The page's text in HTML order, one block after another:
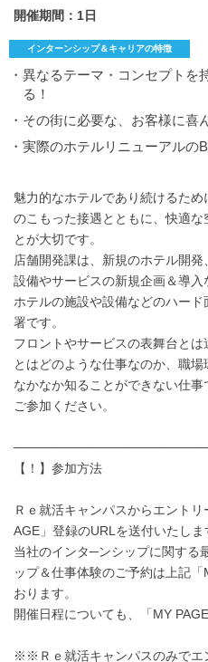
開催期間：1日
インターンシップ＆キャリアの特徴
・異なるテーマ・コンセプトを
る！
・その街に必要な、お客様に喜
・実際のホテルリニューアルの
魅力的なホテルであり続けるた
のこもった接遇とともに、快適な
とが大切です。
店舗開発課は、新規のホテル開発
設備やサービスの新規企画＆導入
ホテルの施設や設備などのハー
署です。
フロントやサービスの表舞台と
とはどのような仕事なのか、職場
なかなか知ることができない仕
ご参加ください。
【！】参加方法
Ｒｅ就活キャンパスからエント
AGE」登録のURLを送付いたしま
当社のインタ─ンシップに関する
ップ＆仕事体験のご予約は上記
おります。
開催日程についても、「MY
※※Ｒｅ就活キャンパスのみでエ